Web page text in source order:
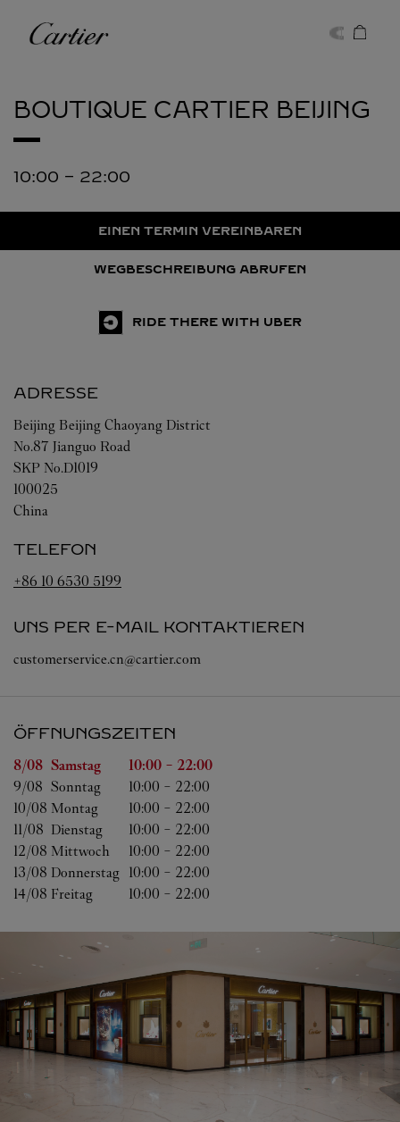
Cartier
BOUTIQUE CARTIER BEIJING
10:00 - 22:00
EINEN TERMIN VEREINBAREN
WEGBESCHREIBUNG ABRUFEN
RIDE THERE WITH UBER
ADRESSE
Beijing Beijing Chaoyang District
No.87 Jianguo Road
SKP No.D1019
100025
China
TELEFON
+86 10 6530 5199
UNS PER E-MAIL KONTAKTIEREN
customerservice.cn@cartier.com
ÖFFNUNGSZEITEN
WochentagÖffnungszeiten
8/08 Samstag 10:00 - 22:00
9/08 Sonntag 10:00 - 22:00
10/08 Montag 10:00 - 22:00
11/08 Dienstag 10:00 - 22:00
12/08 Mittwoch 10:00 - 22:00
13/08 Donnerstag 10:00 - 22:00
14/08 Freitag 10:00 - 22:00